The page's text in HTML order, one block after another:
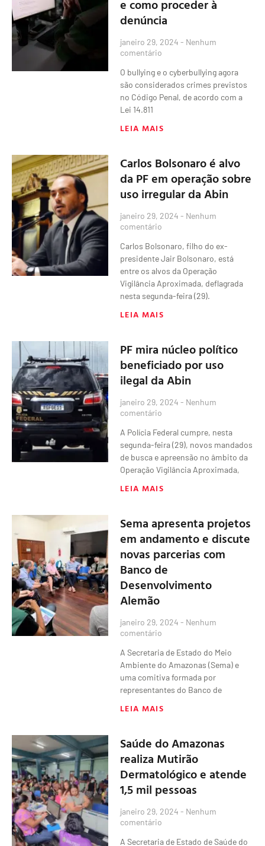
e como proceder à
denúncia
janeiro 29, 2024 Nenhum
comentário
O bullying e o cyberbullying agora
são considerados crimes previstos
no Código Penal, de acordo com a
Lei 14.811
LEIA MAIS
Carlos Bolsonaro é alvo
da PF em operação sobre
uso irregular da Abin
janeiro 29, 2024 Nenhum
comentário
Carlos Bolsonaro, filho do ex-
presidente Jair Bolsonaro, está
entre os alvos da Operação
Vigilância Aproximada, deflagrada
nesta segunda-feira (29).
LEIA MAIS
PF mira núcleo político
beneficiado por uso
ilegal da Abin
janeiro 29, 2024 Nenhum
comentário
A Polícia Federal cumpre, nesta
segunda-feira (29), novos mandados
de busca e apreensão no âmbito da
Operação Vigilância Aproximada,
LEIA MAIS
Sema apresenta projetos
em andamento e discute
novas parcerias com
Banco de
Desenvolvimento
Alemão
janeiro 29, 2024 Nenhum
comentário
A Secretaria de Estado do Meio
Ambiente do Amazonas (Sema) e
uma comitiva formada por
representantes do Banco de
LEIA MAIS
Saúde do Amazonas
realiza Mutirão
Dermatológico e atende
1,5 mil pessoas
janeiro 29, 2024 Nenhum
comentário
A Secretaria de Estado de Saúde do